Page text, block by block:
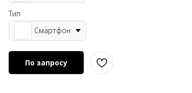
Тип
Смартфон
По запросу